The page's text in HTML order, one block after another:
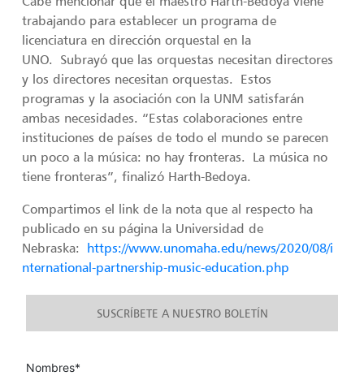
trabajando para establecer un programa de
licenciatura en dirección orquestal en la
UNO. Subrayó que las orquestas necesitan directores
y los directores necesitan orquestas. Estos
programas y la asociación con la UNM satisfarán
ambas necesidades. “Estas colaboraciones entre
instituciones de países de todo el mundo se parecen
un poco a la música: no hay fronteras. La música no
tiene fronteras”, finalizó Harth-Bedoya.
Compartimos el link de la nota que al respecto ha
publicado en su página la Universidad de
Nebraska: https://www.unomaha.edu/news/2020/08/i
nternational-partnership-music-education.php
SUSCRÍBETE A NUESTRO BOLETÍN
Nombres*